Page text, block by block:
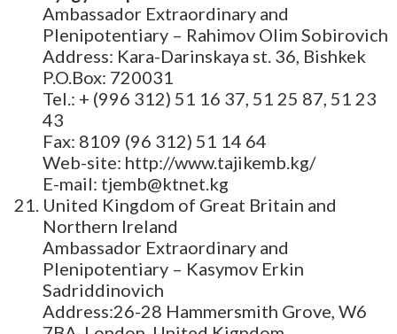
Ambassador Extraordinary and
Plenipotentiary – Rahimov Olim Sobirovich
Address: Kara-Darinskaya st. 36, Bishkek
P.O.Box: 720031
Tel.: + (996 312) 51 16 37, 51 25 87, 51 23
43
Fax: 8109 (96 312) 51 14 64
Web-site: http://www.tajikemb.kg/
E-mail: tjemb@ktnet.kg
United Kingdom of Great Britain and
Northern Ireland
Ambassador Extraordinary and
Plenipotentiary – Kasymov Erkin
Sadriddinovich
Address:26-28 Hammersmith Grove, W6